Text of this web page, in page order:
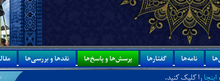
نامه‌ها گفتارها پرسش‌ها و پاسخ‌ها نقدها و بررسی‌ها